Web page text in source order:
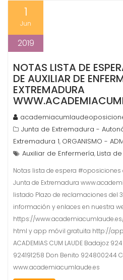
1
Jun
2019
NOTAS LISTA DE
DE AUXILIAR DE
EXTREMADURA
Junta de Extremadura -
Extremadura 1, ORGANISMO -
Auxiliar de Enfermería, Lista
Notas lista de espera #oposiciones
Junta de Extremadura
listado Plazo de reclamaciones del
información y enlaces en nuestra
https://
html y app móvil gratuita http://
ACADEMIAS CUM LAUDE Badajoz
924191258 Don Benito 924800244
www.academiacumlaude.es